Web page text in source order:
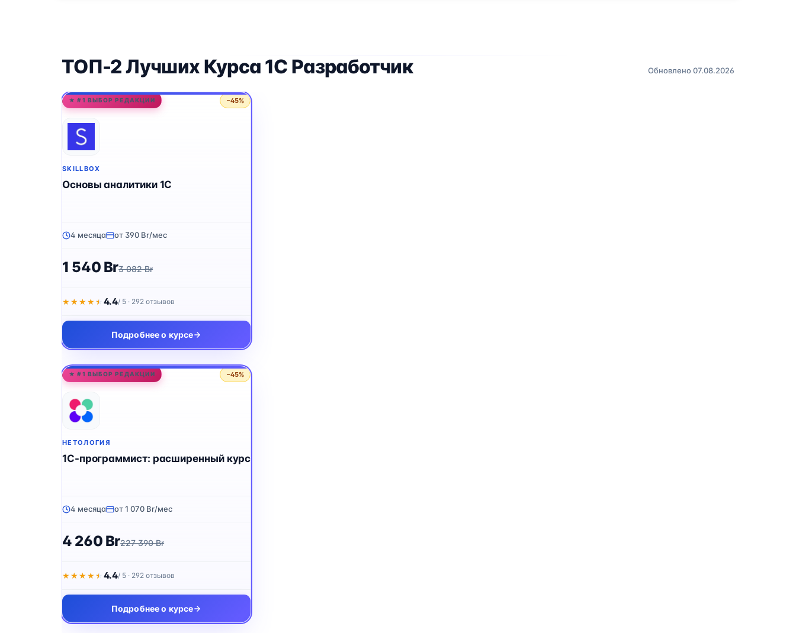
ТОП-2 Лучших Курса 1C Разработчик Обновлено 07.08.2026
★ #1 ВЫБОР РЕДАКЦИИ −45%
SKILLBOX
Основы аналитики 1C
4 месяца от 390 Br/мес
1 540 Br3 082 Br
★★★★★
★★★★★ 4.4/ 5 · 292 отзывов
Подробнее о курсе
★ #1 ВЫБОР РЕДАКЦИИ −45%
НЕТОЛОГИЯ
1C-программист: расширенный курс
4 месяца от 1 070 Br/мес
4 260 Br227 390 Br
★★★★★
★★★★★ 4.4/ 5 · 292 отзывов
Подробнее о курсе